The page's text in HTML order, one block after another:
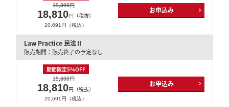
19,800円
18,810円（税抜）
20,691円（税込）
お申込み
Law Practice 民法Ⅱ
販売期間：販売終了の予定なし
期間限定5％OFF
19,800円
18,810円（税抜）
20,691円（税込）
お申込み